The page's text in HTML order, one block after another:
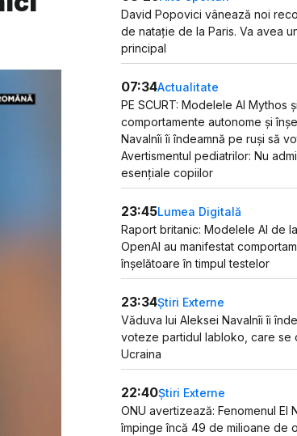
David Popovici vânează noi
de natație de la Paris. Va avea
principal
07:34Actualitate
PE SCURT: Modelele AI Mythos
comportamente autonome și
Navalnîi îi îndeamnă pe ruși să
Avertismentul pediatrilor: Nu
esențiale copiilor
23:45Lumea Digitală
Raport britanic: Modelele AI de
OpenAI au manifestat
înșelătoare în timpul testelor
23:34Știri Externe
Văduva lui Aleksei Navalnîi îi
voteze partidul Iabloko, care se
Ucraina
22:40Știri Externe
ONU avertizează: Fenomenul El
împinge încă 49 de milioane de